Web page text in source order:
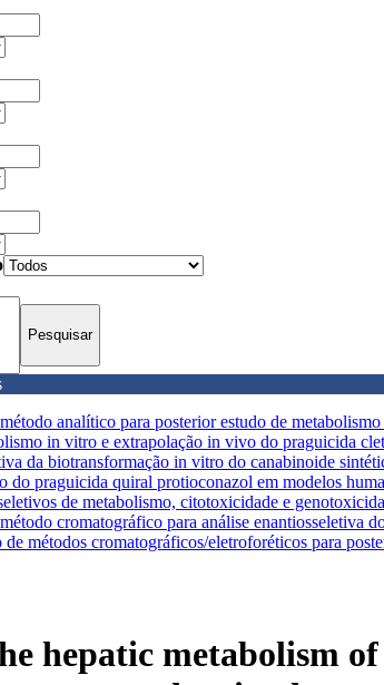
analítico para posterior estudo de
in vitro e extrapolação in vivo do praguicida
da biotransformação in vitro do canabinoide
do praguicida quiral protioconazol em modelos
de metabolismo, citotoxicidade e
cromatográfico para análise enantiosseletiva
métodos cromatográficos/eletroforéticos para
hepatic metabolism